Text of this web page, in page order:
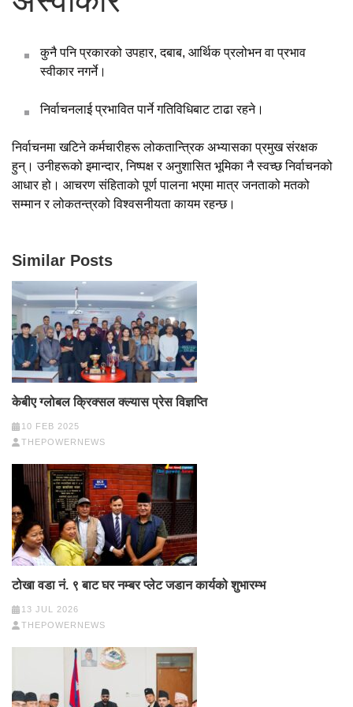
कुनै पनि प्रकारको उपहार, दबाब, आर्थिक प्रलोभन वा प्रभाव
स्वीकार नगर्ने।
निर्वाचनलाई प्रभावित पार्ने गतिविधिबाट टाढा रहने।
निर्वाचनमा खटिने कर्मचारीहरू लोकतान्त्रिक अभ्यासका प्रमुख संरक्षक
हुन्। उनीहरूको इमान्दार, निष्पक्ष र अनुशासित भूमिका नै स्वच्छ निर्वाचनको
आधार हो। आचरण संहिताको पूर्ण पालना भएमा मात्र जनताको मतको
सम्मान र लोकतन्त्रको विश्वसनीयता कायम रहन्छ।
Similar Posts
केबीए ग्लोबल क्रिक्सल क्ल्यास प्रेस विज्ञप्ति
10 FEB 2025
THEPOWERNEWS
टोखा वडा नं. ९ बाट घर नम्बर प्लेट जडान कार्यको शुभारम्भ
13 JUL 2026
THEPOWERNEWS